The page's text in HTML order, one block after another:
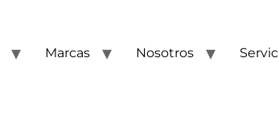
Marcas Nosotros